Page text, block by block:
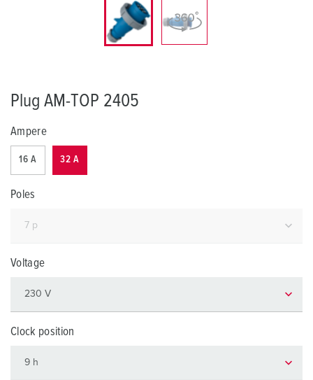
Plug AM-TOP 2405
Ampere
16 A 32 A
Poles
Voltage
Clock position